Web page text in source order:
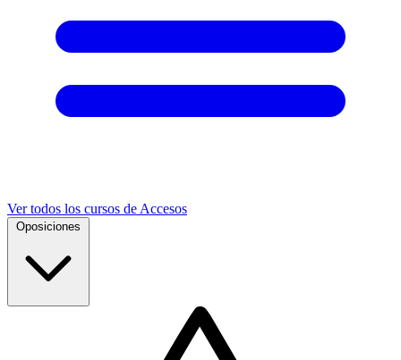
Ver todos los cursos de Accesos
Oposiciones